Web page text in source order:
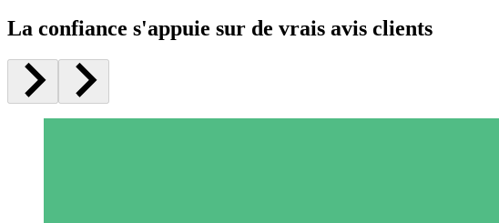
La confiance s'appuie sur de vrais avis clients